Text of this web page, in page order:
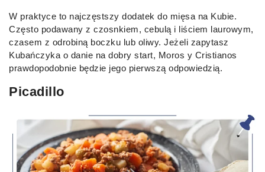
W praktyce to najczęstszy dodatek do mięsa na Kubie.
Często podawany z czosnkiem, cebulą i liściem laurowym,
czasem z odrobiną boczku lub oliwy. Jeżeli zapytasz
Kubańczyka o danie na dobry start, Moros y Cristianos
prawdopodobnie będzie jego pierwszą odpowiedzią.
Picadillo